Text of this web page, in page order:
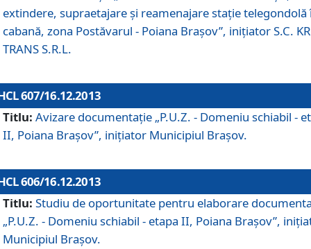
extindere, supraetajare şi reamenajare staţie telegondolă
cabană, zona Postăvarul - Poiana Braşov”, iniţiator S.C.
TRANS S.R.L.
607/16.12.2013
Titlu: Avizare documentaţie „P.U.Z. - Domeniu schiabil -
II, Poiana Braşov”, iniţiator Municipiul Braşov.
606/16.12.2013
Titlu: Studiu de oportunitate pentru elaborare
„P.U.Z. - Domeniu schiabil - etapa II, Poiana Braşov”,
Municipiul Braşov.